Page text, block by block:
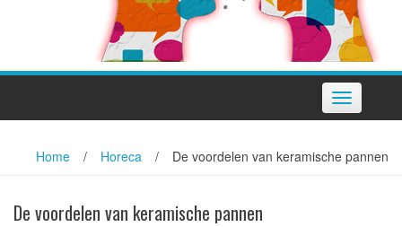
Toggle
navigation
Home / Horeca / De voordelen van keramische pannen
De voordelen van keramische pannen